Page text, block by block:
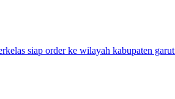
siap order ke wilayah kabupaten garut